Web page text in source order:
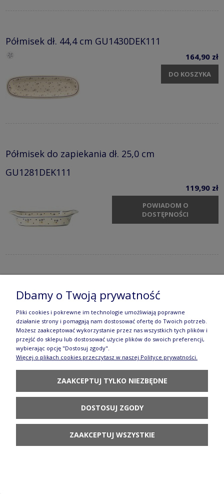
Półmisek dł. 44,4 cm GU1430DEK111
164,90 zł
DO KOSZYKA
Półmisek do zapiekania dł. 25,0 cm
GU1281DEK111
119,90 zł
POWIADOM O
DOSTĘPNOŚCI
GU1381DEK111
217,90 zł
POWIADOM O
DOSTĘPNOŚCI
Półmisek do zapiekania 19,5 x 25,5 cm
Bolesławiec GU370DEK111
Dbamy o Twoją prywatność
Pliki cookies i pokrewne im technologie umożliwiają poprawne
działanie strony i pomagają nam dostosować ofertę do Twoich potrzeb.
Możesz zaakceptować wykorzystanie przez nas wszystkich tych plików i
przejść do sklepu lub dostosować użycie plików do swoich preferencji,
wybierając opcję "Dostosuj zgody".
Więcej o plikach cookies przeczytasz w naszej Polityce prywatności.
ZAAKCEPTUJ TYLKO NIEZBĘDNE
DOSTOSUJ ZGODY
ZAAKCEPTUJ WSZYSTKIE